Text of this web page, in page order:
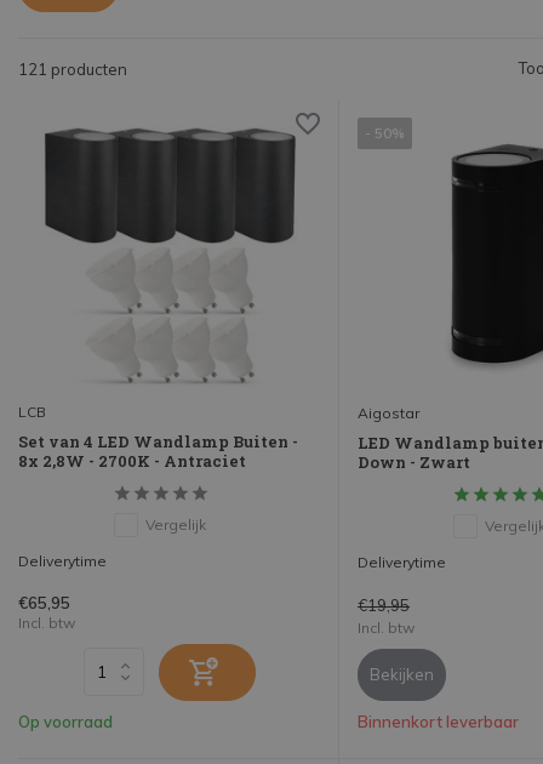
121 producten
LCB
Set van 4 LED Wandlamp Buiten -
8x 2,8W - 2700K - Antraciet
Vergelijk
Deliverytime
€65,95
Incl. btw
Op voorraad
- 50%
Aigostar
LED Wandlamp
Down - Zwart
Deliverytime
€19,95
Incl. btw
Bekijken
Binnenkort leverbaar